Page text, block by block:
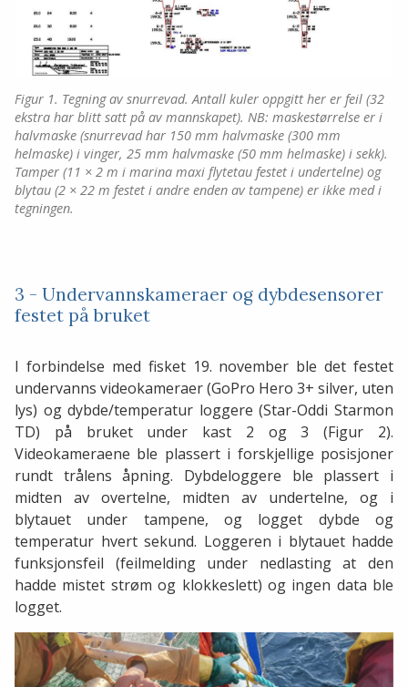
Figur 1. Tegning av snurrevad. Antall kuler oppgitt her er feil (32
ekstra har blitt satt på av mannskapet). NB: maskestørrelse er i
halvmaske (snurrevad har 150 mm halvmaske (300 mm
helmaske) i vinger, 25 mm halvmaske (50 mm helmaske) i sekk).
Tamper (11 × 2 m i marina maxi flytetau festet i undertelne) og
blytau (2 × 22 m festet i andre enden av tampene) er ikke med i
tegningen.
3 - Undervannskameraer og dybdesensorer
festet på bruket
I forbindelse med fisket 19. november ble det festet
undervanns videokameraer (GoPro Hero 3+ silver, uten
lys) og dybde/temperatur loggere (Star-Oddi Starmon
TD) på bruket under kast 2 og 3 (Figur 2).
Videokameraene ble plassert i forskjellige posisjoner
rundt trålens åpning. Dybdeloggere ble plassert i
midten av overtelne, midten av undertelne, og i
blytauet under tampene, og logget dybde og
temperatur hvert sekund. Loggeren i blytauet hadde
funksjonsfeil (feilmelding under nedlasting at den
hadde mistet strøm og klokkeslett) og ingen data ble
logget.